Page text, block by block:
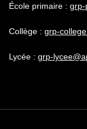
École primaire : grp-
Collège : grp-
Lycée : grp-